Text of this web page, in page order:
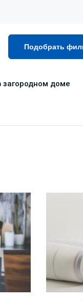
Подобрать
загородном доме